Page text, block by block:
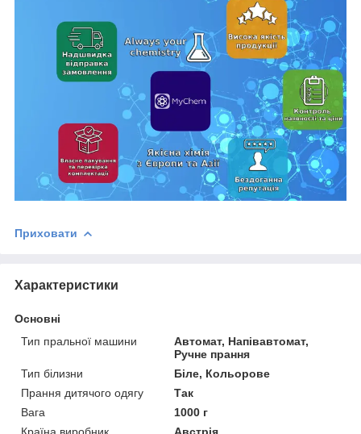
Приховати
Характеристики
Основні
Тип пральної машини
Автомат, Напівавтомат,
Ручне прання
Тип білизни
Біле, Кольорове
Прання дитячого одягу
Так
Вага
1000 г
Країна виробник
Австрія